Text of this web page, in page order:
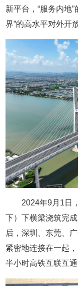
新平台，“服务内地
界”的高水平对外开
2024年9月1日
下）下横梁浇筑完
后，深圳、东莞、
紧密地连接在一起
半小时高铁互联互通